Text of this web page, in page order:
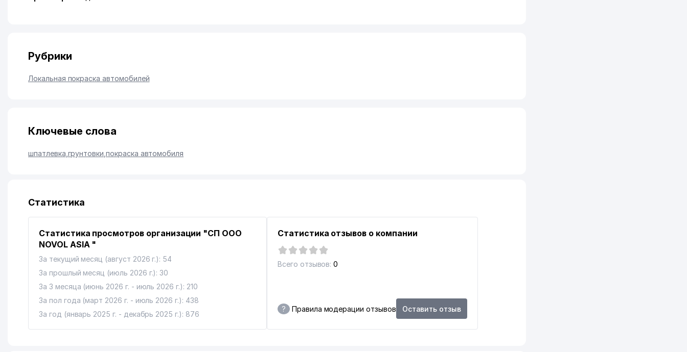
Рубрики
Локальная покраска автомобилей
Ключевые слова
шпатлевка грунтовки ,покраска автомобиля
Статистика
Статистика просмотров организации "СП ООО
NOVOL ASIA "
За текущий месяц (август 2026 г.): 54
За прошлый месяц (июль 2026 г.): 30
За 3 месяца (июнь 2026 г. - июль 2026 г.): 210
За пол года (март 2026 г. - июль 2026 г.): 438
За год (январь 2025 г. - декабрь 2025 г.): 876
Статистика отзывов о компании
Всего отзывов: 0
? Правила модерации отзывов Оставить отзыв